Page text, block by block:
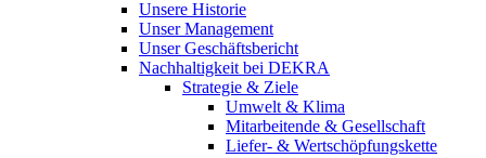
Unsere Historie
Unser Management
Unser Geschäftsbericht
Nachhaltigkeit bei DEKRA
Strategie & Ziele
Umwelt & Klima
Mitarbeitende & Gesellschaft
Liefer- & Wertschöpfungskette